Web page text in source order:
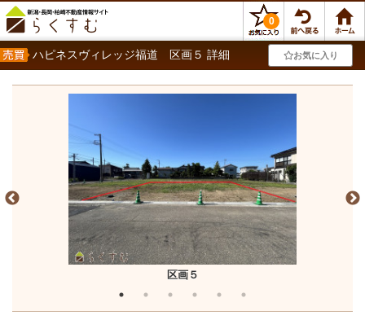
0
ハピネスヴィレッジ福道 区画５ 詳細 お気に入り
区画５